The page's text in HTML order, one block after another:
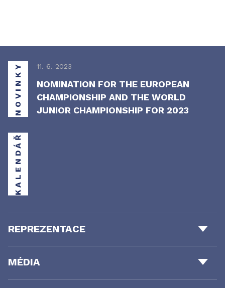
NOVINKY 11. 6. 2023
NOMINATION FOR THE EUROPEAN
CHAMPIONSHIP AND THE WORLD
JUNIOR CHAMPIONSHIP FOR 2023
KALENDÁŘ
REPREZENTACE
MÉDIA